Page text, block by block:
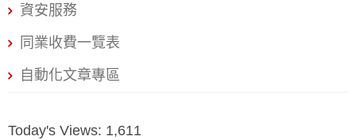
資安服務
同業收費一覽表
自動化文章專區
Today's Views: 1,611